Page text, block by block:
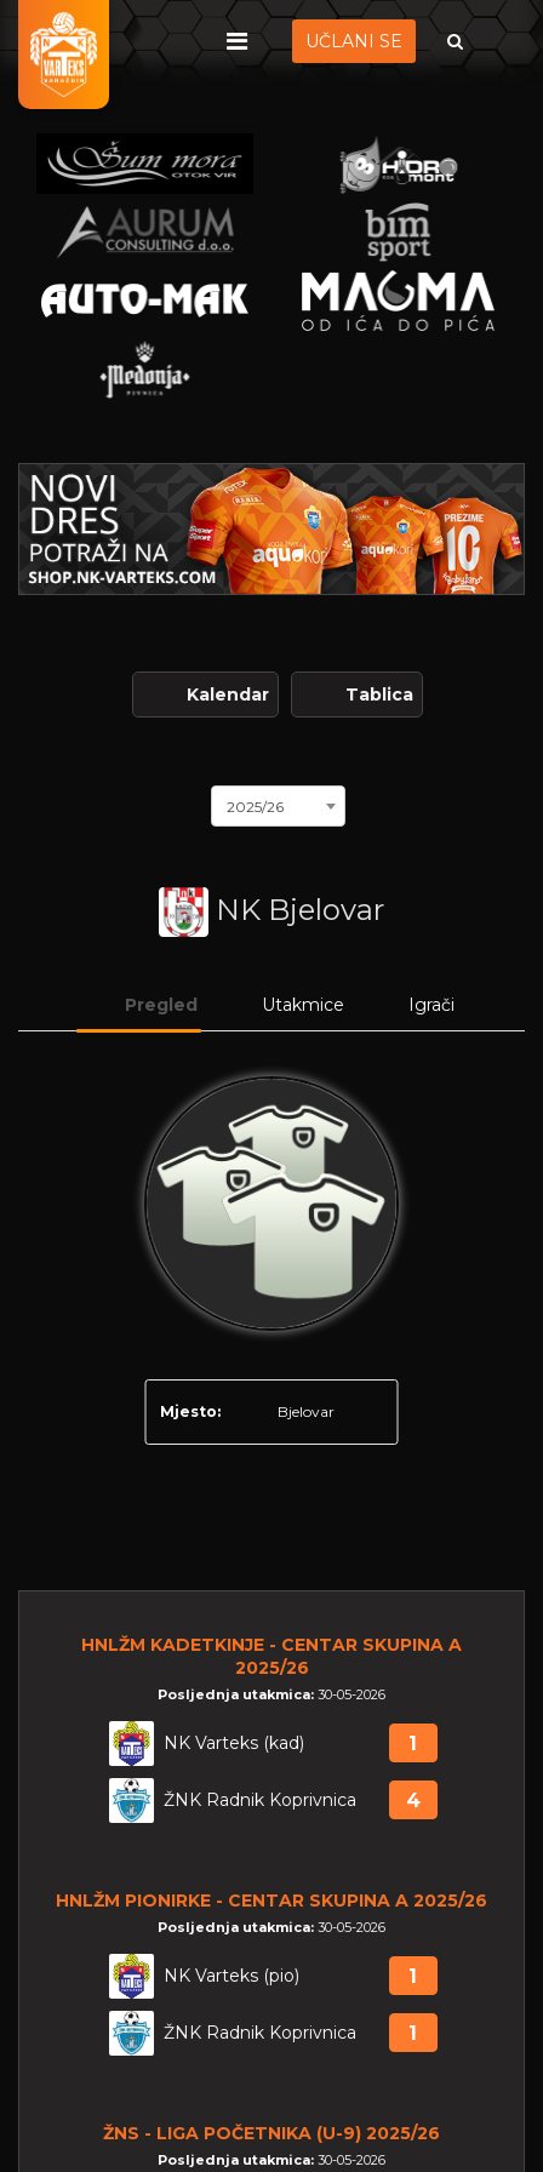
UČLANI SE
Kalendar Tablica
2025/26
NK Bjelovar
Pregled Utakmice Igrači
Mjesto: Bjelovar
HNLŽM KADETKINJE - CENTAR SKUPINA A
2025/26
Posljednja utakmica: 30-05-2026
NK Varteks (kad) 1
ŽNK Radnik Koprivnica 4
HNLŽM PIONIRKE - CENTAR SKUPINA A 2025/26
Posljednja utakmica: 30-05-2026
NK Varteks (pio) 1
ŽNK Radnik Koprivnica 1
ŽNS - LIGA POČETNIKA (U-9) 2025/26
Posljednja utakmica: 30-05-2026